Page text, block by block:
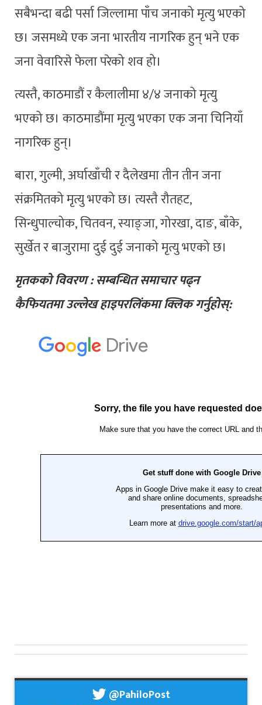
सबैभन्दा बढी पर्सा जिल्लामा पाँच जनाको मृत्यु भएको
छ। जसमध्ये एक जना भारतीय नागरिक हुन् भने एक
जना वेवारिसे फेला परेको शव हो।
त्यस्तै, काठमाडौं र कैलालीमा ४/४ जनाको मृत्यु
भएको छ। काठमाडौंमा मृत्यु भएका एक जना चिनियाँ
नागरिक हुन्।
बारा, गुल्मी, अर्घाखाँची र दैलेखमा तीन तीन जना
संक्रमितको मृत्यु भएको छ। त्यस्तै रौतहट,
सिन्धुपाल्चोक, चितवन, स्याङ्जा, गोरखा, दाङ, बाँके,
सुर्खेत र बाजुरामा दुई दुई जनाको मृत्यु भएको छ।
मृतकको विवरण : सम्बन्धित समाचार पढ्न
कैफियतमा उल्लेख हाइपरलिंकमा क्लिक गर्नुहोस्:
@PahiloPost